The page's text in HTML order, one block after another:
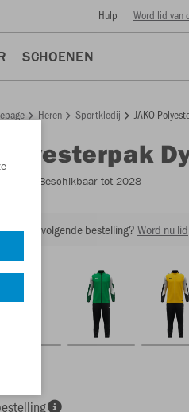
Hulp Word lid van
SCHOENEN
Heren Sportkledij JAKO
Polyesterpak
- Beschikbaar tot 2028
op je volgende bestelling?Word nu lid